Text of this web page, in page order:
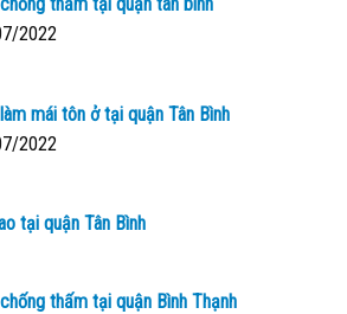
2022
mái tôn ở tại quận Tân Bình
2022
tại quận Tân Bình
thấm tại quận Bình Thạnh